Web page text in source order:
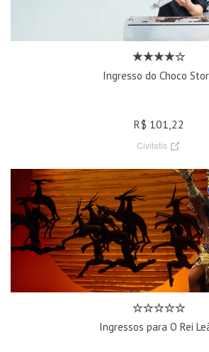
Ingresso do Choco
R$ 101,22
Civitatis
Ingressos para O Rei